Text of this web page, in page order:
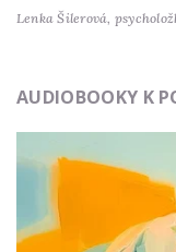
Lenka Šilerová,
AUDIOBOOKY K